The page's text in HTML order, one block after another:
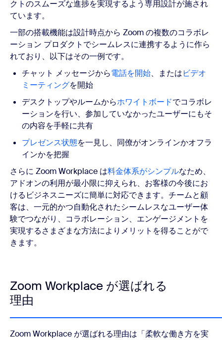
クトのスムーズな進捗を実現するよう専用設計が施され
ています。
一部の搭載機能は設計時点から Zoom の複数のコラボレ
ーション プロダクトでシームレスに連携するように作ら
れており、以下はその一例です。
チャット メッセージから電話を開始、またはビデオ
ミーティングを開始
デスクトップやルームからホワイトボードでコラボレ
ーションを行い、参加していなかったユーザーにもそ
の内容を手軽に共有
プレゼンス状態を一見し、同僚がオンラインかオフラ
インかを把握
さらに Zoom Workplace は料金体系がシンプルなため、
アドオンの利用が最小限に抑えられ、お客様の今後にお
けるビジネスニーズに簡単に対応できます。チームと顧
客は、一元的かつ自動化されたシームレスなユーザー体
験でつながり、コラボレーション、エンゲージメントを
実現するさまざまな方法によりメリットを得ることがで
きます。
Zoom Workplace が選ばれる
理由
Zoom Workplace が選ばれる理由は「柔軟な働き方を実